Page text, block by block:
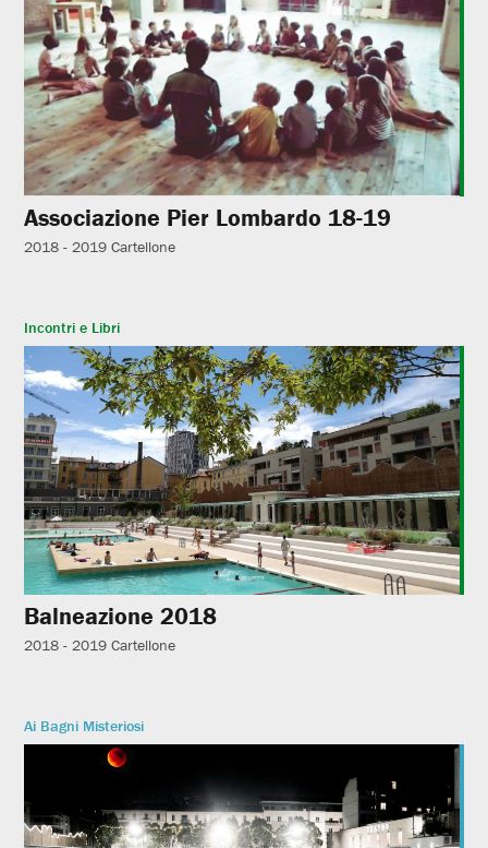
Associazione Pier Lombardo 18-19
2018 - 2019 Cartellone
Incontri e Libri
Balneazione 2018
2018 - 2019 Cartellone
Ai Bagni Misteriosi